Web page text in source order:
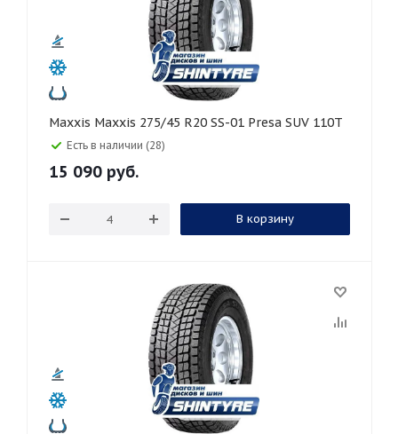
Maxxis Maxxis 275/45 R20 SS-01 Presa SUV 110T
Есть в наличии (28)
15 090 руб.
В корзину